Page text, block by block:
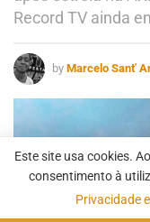
Record TV ainda
by Marcelo Sant'
Este site usa cookies.
consentimento à
Privacidade